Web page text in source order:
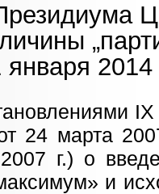
2014
24 марта
г.) о
и